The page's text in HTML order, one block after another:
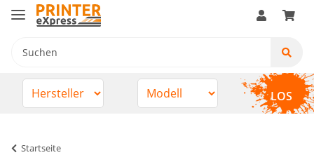
LOS
Startseite